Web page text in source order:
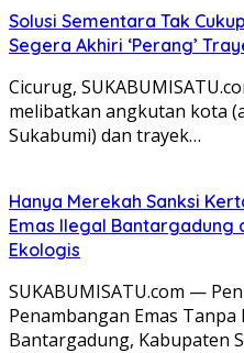
Solusi Sementara Tak
Segera Akhiri ‘Perang’
​Cicurug,
melibatkan angkutan kota
Sukabumi) dan trayek…
Hanya Merekah Sanksi
Emas Ilegal Bantargadung
Ekologis
SUKABUMISATU.com —
Penambangan Emas Tanpa
Bantargadung, Kabupaten